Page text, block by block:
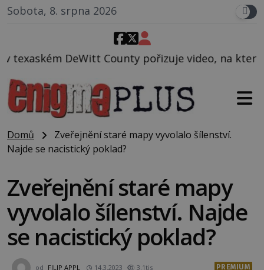
Sobota, 8. srpna 2026
pořizuje video, na kterém před jeho vozem
Domů
Zveřejnění staré mapy vyvolalo šílenství.
Najde se nacistický poklad?
Zveřejnění staré mapy
vyvolalo šílenství. Najde
se nacistický poklad?
od FILIP APPL 14.3.2023 3.1tis PREMIUM